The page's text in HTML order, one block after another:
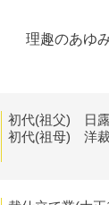
理趣のあゆ
初代(祖父) 日
初代(祖母) 洋